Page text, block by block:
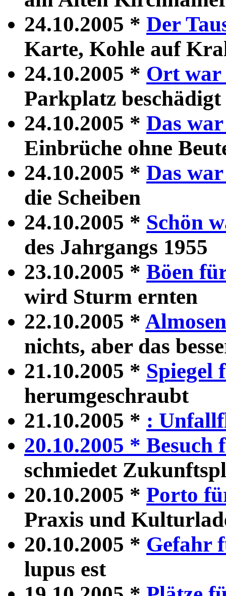
24.10.2005 * Der
Karte, Kohle auf
24.10.2005 * Ort war
Parkplatz beschädigt
24.10.2005 * Das
Einbrüche ohne
24.10.2005 * Das
die Scheiben
24.10.2005 * Schön
des Jahrgangs 1955
23.10.2005 * Böen
wird Sturm ernten
22.10.2005 *
nichts, aber das
21.10.2005 * Spiegel
herumgeschraubt
21.10.2005 * :
20.10.2005 * Besuch
schmiedet
20.10.2005 * Porto
Praxis und
20.10.2005 * Gefahr
lupus est